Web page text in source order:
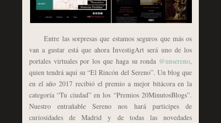
Entre las sorpresas que estamos seguros que más os
van a gustar está que ahora InvestigArt será uno de los
portales virtuales por los que haga su ronda @unsereno,
quien tendrá aquí su “El Rincón del Sereno”. Un blog que
en el año 2017 recibió el premio a mejor bitácora en la
categoría “Tu ciudad” en los “Premios 20MinutosBlogs”.
Nuestro entrañable Sereno nos hará participes de
curiosidades de Madrid y de todas las novedades